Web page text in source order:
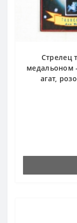
Стрелец
медальоном
агат,